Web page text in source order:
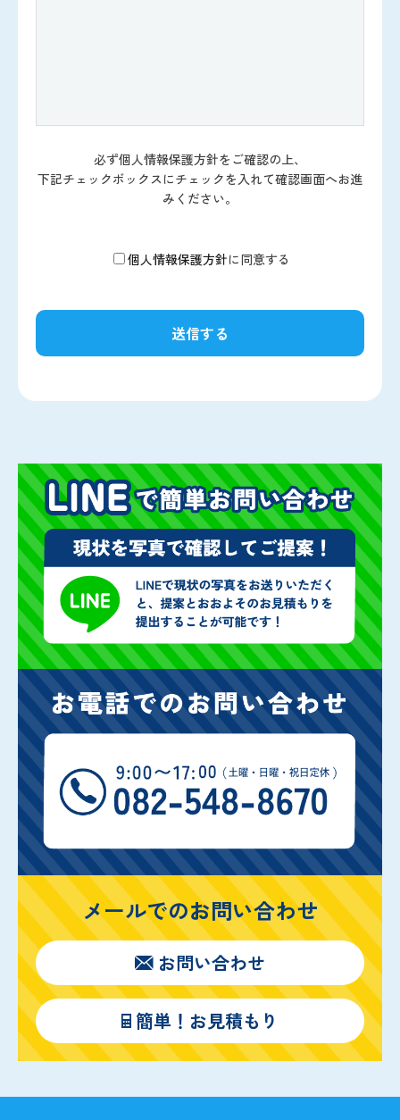
必ず個人情報保護方針をご確認の上、
下記チェックボックスにチェックを入れて確認画面へお進
みください。
個人情報保護方針に同意する
メールでのお問い合わせ
お問い合わせ
簡単！お見積もり